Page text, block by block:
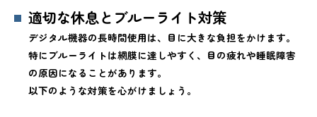
適切な休息とブルーライト対策
デジタル機器の長時間使用は、目に大きな負担をかけます。
特にブルーライトは網膜に達しやすく、目の疲れや睡眠障害
の原因になることがあります。
以下のような対策を心がけましょう。